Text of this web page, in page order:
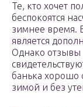
Те, кто хочет
беспокоятся
зимнее время.
является
Однако отзывы
банька хорошо
зимой и без